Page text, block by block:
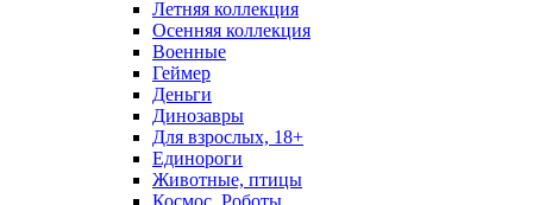
Летняя коллекция
Осенняя коллекция
Военные
Геймер
Деньги
Динозавры
Для взрослых, 18+
Единороги
Животные, птицы
Космос, Роботы